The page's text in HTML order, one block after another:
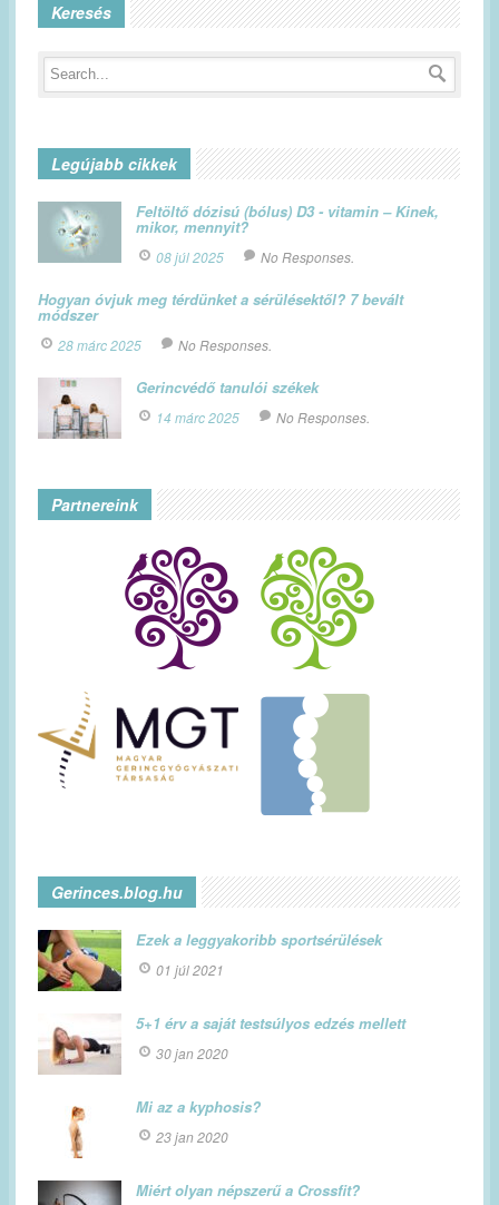
Keresés
Legújabb cikkek
Feltöltő dózisú (bólus) D3 - vitamin – Kinek,
mikor, mennyit?
08 júl 2025 No Responses.
Hogyan óvjuk meg térdünket a sérülésektől? 7 bevált
módszer
28 márc 2025 No Responses.
Gerincvédő tanulói székek
14 márc 2025 No Responses.
Partnereink
Gerinces.blog.hu
Ezek a leggyakoribb sportsérülések
01 júl 2021
5+1 érv a saját testsúlyos edzés mellett
30 jan 2020
Mi az a kyphosis?
23 jan 2020
Miért olyan népszerű a Crossfit?